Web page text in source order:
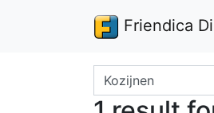
Friendica
Search terms